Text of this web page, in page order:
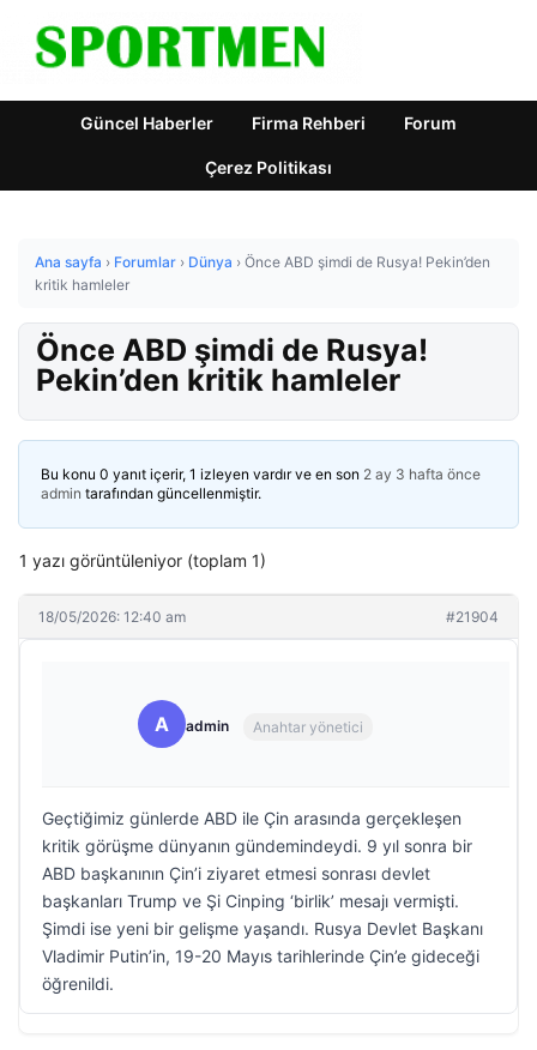
Güncel Haberler Firma Rehberi Forum
Çerez Politikası
Ana sayfa › Forumlar › Dünya › Önce ABD şimdi de Rusya! Pekin’den
kritik hamleler
Önce ABD şimdi de Rusya!
Pekin’den kritik hamleler
Bu konu 0 yanıt içerir, 1 izleyen vardır ve en son 2 ay 3 hafta önce
admin tarafından güncellenmiştir.
1 yazı görüntüleniyor (toplam 1)
18/05/2026: 12:40 am #21904
A admin Anahtar yönetici
Geçtiğimiz günlerde ABD ile Çin arasında gerçekleşen
kritik görüşme dünyanın gündemindeydi. 9 yıl sonra bir
ABD başkanının Çin’i ziyaret etmesi sonrası devlet
başkanları Trump ve Şi Cinping ‘birlik’ mesajı vermişti.
Şimdi ise yeni bir gelişme yaşandı. Rusya Devlet Başkanı
Vladimir Putin’in, 19-20 Mayıs tarihlerinde Çin’e gideceği
öğrenildi.